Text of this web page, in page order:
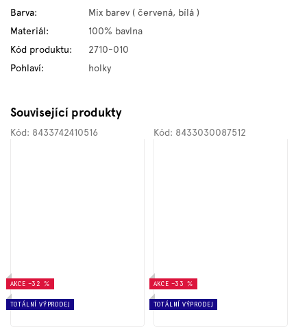
Barva:
Mix barev ( červená, bílá )
Materiál:
100% bavlna
Kód produktu:
2710-010
Pohlaví: holky
Související produkty
AKCE –32 %
TOTÁLNÍ VÝPRODEJ
Kód: 8433742410516
AKCE –33 %
TOTÁLNÍ VÝPRODEJ
Kód: 8433030087512